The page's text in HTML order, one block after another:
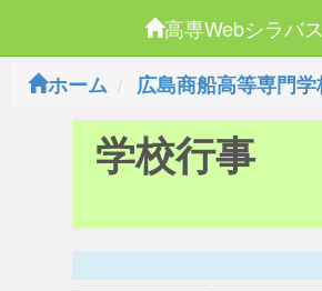
高専Webシラバス
ホーム
広島商船高等専門学
学校行事